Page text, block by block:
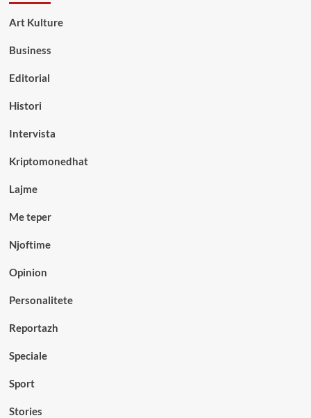
Art Kulture
Business
Editorial
Histori
Intervista
Kriptomonedhat
Lajme
Me teper
Njoftime
Opinion
Personalitete
Reportazh
Speciale
Sport
Stories